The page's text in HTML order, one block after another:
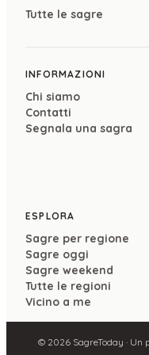
Tutte le sagre
INFORMAZIONI
Chi siamo
Contatti
Segnala una sagra
ESPLORA
Sagre per regione
Sagre oggi
Sagre weekend
Tutte le regioni
Vicino a me
© 2026SagreToday · Un